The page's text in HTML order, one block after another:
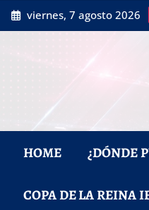
Saltar
al
viernes, 7 agosto 2026
HOME ¿DÓNDE
COPA DE LA REINA